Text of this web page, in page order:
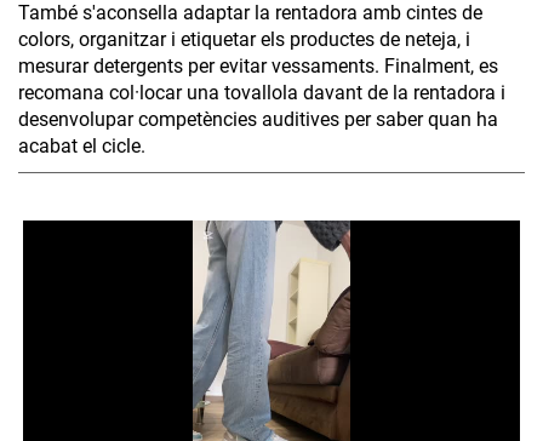
També s'aconsella adaptar la rentadora amb cintes de
colors, organitzar i etiquetar els productes de neteja, i
mesurar detergents per evitar vessaments. Finalment, es
recomana col·locar una tovallola davant de la rentadora i
desenvolupar competències auditives per saber quan ha
acabat el cicle.